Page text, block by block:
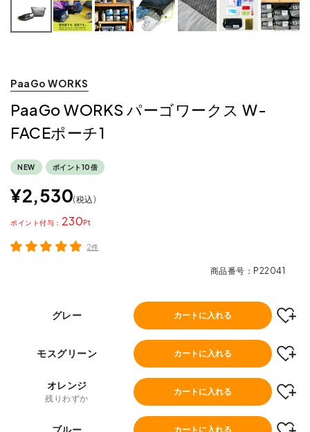
PaaGo WORKS
PaaGo WORKS パーゴワークス W-
FACEポーチ1
NEW ポイント10倍
¥2,530 税込
230
ポイント
2件
商品番号 P22041
グレー カートに入れる
モスグリーン カートに入れる
オレンジ
残りわずか
カートに入れる
ブルー カートに入れる